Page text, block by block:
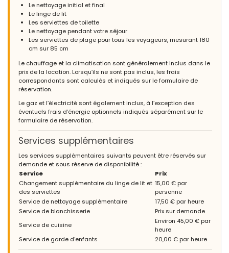
Le nettoyage initial et final
Le linge de lit
Les serviettes de toilette
Le nettoyage pendant votre séjour
Les serviettes de plage pour tous les voyageurs, mesurant 180
cm sur 85 cm
Le chauffage et la climatisation sont généralement inclus dans le
prix de la location. Lorsqu’ils ne sont pas inclus, les frais
correspondants sont calculés et indiqués sur le formulaire de
réservation.
Le gaz et l’électricité sont également inclus, à l’exception des
éventuels frais d’énergie optionnels indiqués séparément sur le
formulaire de réservation.
Services supplémentaires
Les services supplémentaires suivants peuvent être réservés sur
demande et sous réserve de disponibilité :
Service
Prix
Changement supplémentaire du linge de lit et
des serviettes
15,00 € par
personne
Service de nettoyage supplémentaire
17,50 € par heure
Service de blanchisserie
Prix sur demande
Service de cuisine
Environ 45,00 € par
heure
Service de garde d’enfants
20,00 € par heure